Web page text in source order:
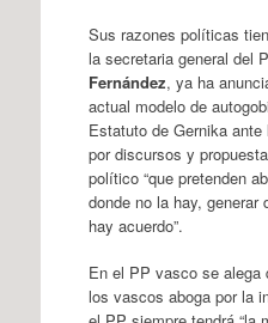
Sus razones políticas
la secretaria general del
Fernández, ya ha
actual modelo de
Estatuto de Gernika
por discursos y
político “que pretenden
donde no la hay,
hay acuerdo”.
En el PP vasco se alega
los vascos aboga por la